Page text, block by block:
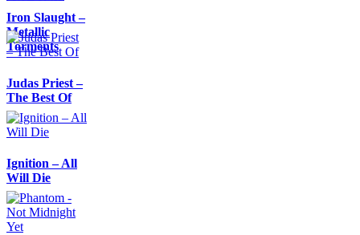
Iron Slaught –
Metallic
Torments
Judas Priest –
The Best Of
Ignition – All
Will Die